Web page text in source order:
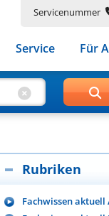
Servicenummer
Service Für
Rubriken
Fachwissen